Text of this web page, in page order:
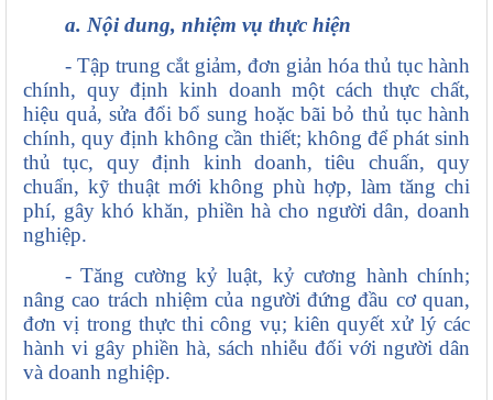
a. Nội dung, nhiệm vụ thực hiện
- Tập trung cắt giảm, đơn giản hóa thủ tục hành
chính, quy định kinh doanh một cách thực chất,
hiệu quả, sửa đổi bổ sung hoặc bãi bỏ thủ tục hành
chính, quy định không cần thiết; không để phát sinh
thủ tục, quy định kinh doanh, tiêu chuấn, quy
chuẩn, kỹ thuật mới không phù hợp, làm tăng chi
phí, gây khó khăn, phiền hà cho người dân, doanh
nghiệp.
- Tăng cường kỷ luật, kỷ cương hành chính;
nâng cao trách nhiệm của người đứng đầu cơ quan,
đơn vị trong thực thi công vụ; kiên quyết xử lý các
hành vi gây phiền hà, sách nhiễu đối với người dân
và doanh nghiệp.